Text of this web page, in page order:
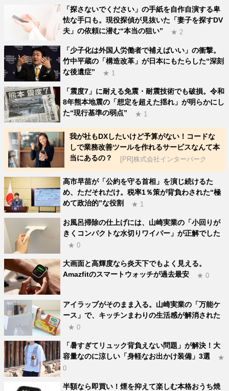
「探さないでください」の手紙を自作自演する卑
怯な手口も。現役探偵が見抜いた「妻子を探すDV
夫」の依頼に潜む“本当の狙い”
★ 2
「少子化は外国人労働者で補えばいい」の衝撃。
竹中平蔵の「構造改革」が日本にもたらした“深刻
な後遺症”
★ 1
「震度7」に耐える免震・耐震技術でも破損。令和
8年熊本地震の「想定を超えた揺れ」が明らかにし
た“現行基準の弱点”
★ 1
我が社もDXしたいけど予算がない！コードな
しで業務改善ツールを作れるサービスなんて本
当にあるの？
[PR]株式会社インターパーク
高市早苗が「公約を守る首相」を演じ続けるた
め、ただそれだけ。税率1％策が背負わされた“極
めて政治的”な役割
★ 1
お風呂掃除の仕上げには、山崎実業の「小回りが
きくコンパクトな水切りワイパー」が正解でした
★ 0
大画面と高輝度なら炎天下でもよく見える。
Amazfitのスマートウォッチが過去最安
★ 0
アイラップがそのまま入る。山崎実業の「万能ケ
ース」で、キッチンまわりの生活感が解消された
★ 0
「暑すぎてリュック背負えない問題」が解決！大
容量なのに涼しい「身軽なお出かけ装備」3選
★
0
半額なら即買い！煙を抑えて楽しむ本格おうち焼